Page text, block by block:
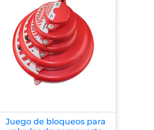
Juego de bloqueos para